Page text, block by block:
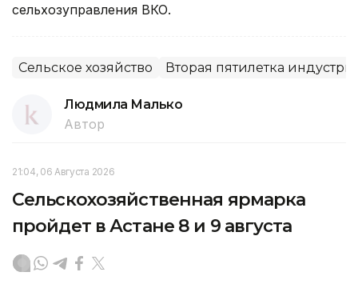
сельхозуправления ВКО.
Сельское хозяйство Вторая пятилетка
Людмила Малько
Автор
21:04, 06 Августа 2026
Сельскохозяйственная ярмарка
пройдет в Астане 8 и 9 августа